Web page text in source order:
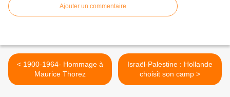
Ajouter un commentaire
< 1900-1964- Hommage à
Israël-Palestine : Hollande
choisit son camp >